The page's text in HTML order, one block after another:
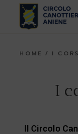
HOME I
I
Il Circolo